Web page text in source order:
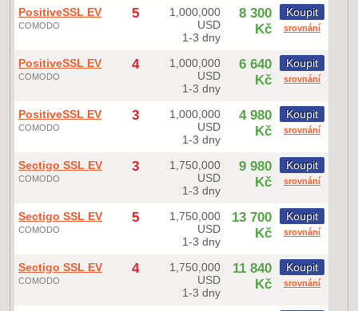
PositiveSSL EV
COMODO
5
1,000,000
USD
1-3 dny
8 300
Kč
Koupit
srovnání
PositiveSSL EV
COMODO
4
1,000,000
USD
1-3 dny
6 640
Kč
Koupit
srovnání
PositiveSSL EV
COMODO
3
1,000,000
USD
1-3 dny
4 980
Kč
Koupit
srovnání
Sectigo SSL EV
COMODO
3
1,750,000
USD
1-3 dny
9 980
Kč
Koupit
srovnání
Sectigo SSL EV
COMODO
5
1,750,000
USD
1-3 dny
13 700
Kč
Koupit
srovnání
Sectigo SSL EV
COMODO
4
1,750,000
USD
1-3 dny
11 840
Kč
Koupit
srovnání